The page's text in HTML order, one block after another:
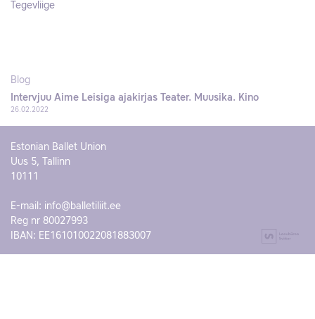
Tegevliige
Blog
Intervjuu Aime Leisiga ajakirjas Teater. Muusika. Kino
26.02.2022
Estonian Ballet Union
Uus 5, Tallinn
10111
E-mail: info@balletiliit.ee
Reg nr 80027993
IBAN: EE161010022081883007